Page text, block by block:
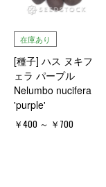
在庫あり
[種子] ハス ヌキフ
ェラ パープル
Nelumbo nucifera
'purple'
￥400 ～ ￥700